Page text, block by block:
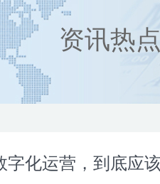
资讯热点
字化运营，到底应